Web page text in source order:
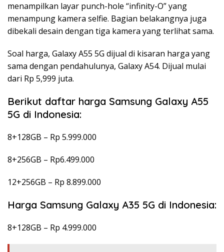
menampilkan layar punch-hole “infinity-O” yang
menampung kamera selfie. Bagian belakangnya juga
dibekali desain dengan tiga kamera yang terlihat sama.
Soal harga, Galaxy A55 5G dijual di kisaran harga yang
sama dengan pendahulunya, Galaxy A54. Dijual mulai
dari Rp 5,999 juta.
Berikut daftar harga Samsung Galaxy A55
5G di Indonesia:
8+128GB – Rp 5.999.000
8+256GB – Rp6.499.000
12+256GB – Rp 8.899.000
Harga Samsung Galaxy A35 5G di Indonesia:
8+128GB – Rp 4.999.000